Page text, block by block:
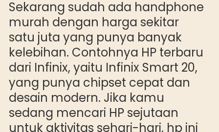
Sekarang sudah ada handphone
murah dengan harga sekitar
satu juta yang punya banyak
kelebihan. Contohnya HP terbaru
dari Infinix, yaitu Infinix Smart 20,
yang punya chipset cepat dan
desain modern. Jika kamu
sedang mencari HP sejutaan
untuk aktivitas sehari-hari, hp ini